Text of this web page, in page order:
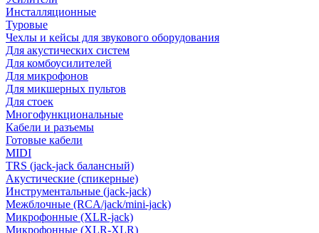
Инсталляционные
Туровые
Чехлы и кейсы для звукового оборудования
Для акустических систем
Для комбоусилителей
Для микрофонов
Для микшерных пультов
Для стоек
Многофункциональные
Кабели и разъемы
Готовые кабели
MIDI
TRS (jack-jack балансный)
Акустические (спикерные)
Инструментальные (jack-jack)
Межблочные (RCA/jack/mini-jack)
Микрофонные (XLR-jack)
Микрофонные (XLR-XLR)